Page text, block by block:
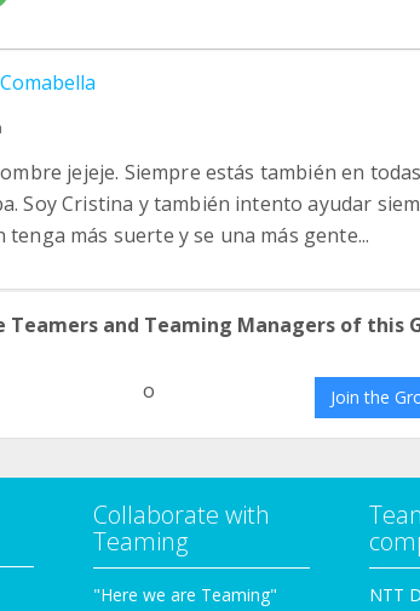
jejeje. Siempre estás también en
Soy Cristina y también intento ayudar
más suerte y se una más gente...
and Teaming Managers of this
o Join the
Collaborate with
Teaming
"Here we are Teaming"
NTT